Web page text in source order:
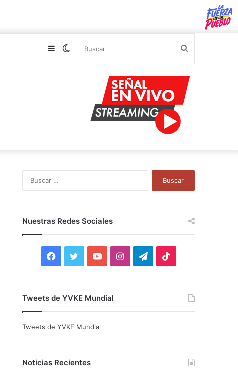
Switch
Sidebar
Nuestras Redes Sociales
F
c
i
Y
u
I
T
Tweets de YVKE Mundial
Tweets de YVKE Mundial
Noticias Recientes